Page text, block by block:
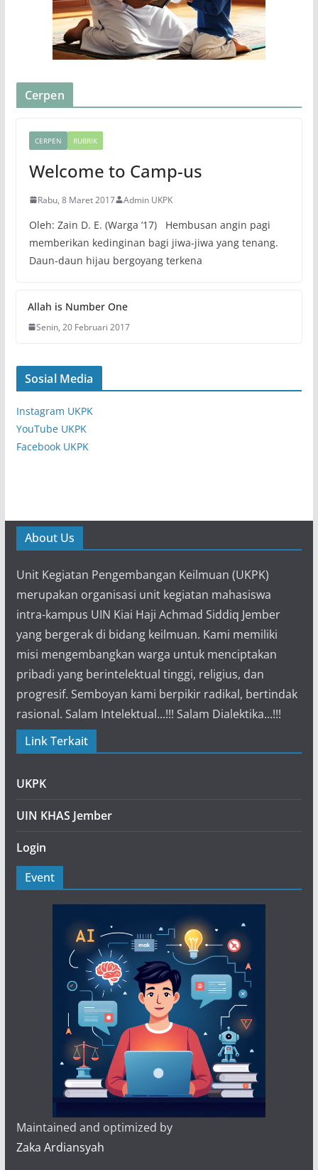
Cerpen
CERPEN RUBRIK
Welcome to Camp-us
Rabu, 8 Maret 2017 Admin UKPK
Oleh: Zain D. E. (Warga ’17) Hembusan angin pagi
memberikan kedinginan bagi jiwa-jiwa yang tenang.
Daun-daun hijau bergoyang terkena
Allah is Number One
Senin, 20 Februari 2017
Sosial Media
Instagram UKPK
YouTube UKPK
Facebook UKPK
About Us
Unit Kegiatan Pengembangan Keilmuan (UKPK)
merupakan organisasi unit kegiatan mahasiswa
intra-kampus UIN Kiai Haji Achmad Siddiq Jember
yang bergerak di bidang keilmuan. Kami memiliki
misi mengembangkan warga untuk menciptakan
pribadi yang berintelektual tinggi, religius, dan
progresif. Semboyan kami berpikir radikal, bertindak
rasional. Salam Intelektual...!!! Salam Dialektika...!!!
Link Terkait
UKPK
UIN KHAS Jember
Login
Event
Maintained and optimized by
Zaka Ardiansyah